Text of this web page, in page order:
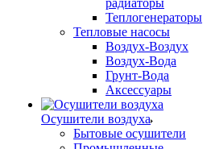
радиаторы
Теплогенераторы
Тепловые насосы
Воздух-Воздух
Воздух-Вода
Грунт-Вода
Аксессуары
Осушители воздуха
Бытовые осушители